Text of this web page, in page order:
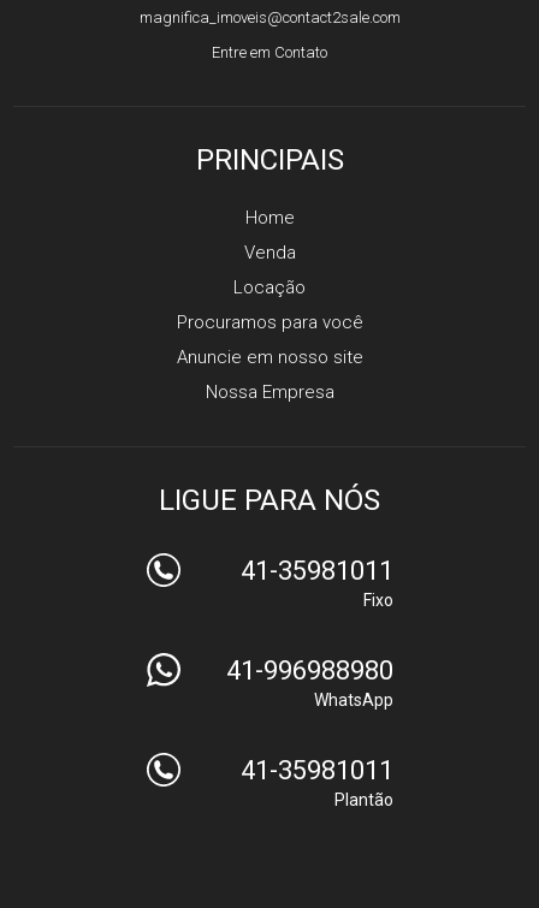
magnifica_imoveis@contact2sale.com
Entre em Contato
PRINCIPAIS
Home
Venda
Locação
Procuramos para você
Anuncie em nosso site
Nossa Empresa
LIGUE PARA NÓS
41-35981011
Fixo
41-996988980
WhatsApp
41-35981011
Plantão